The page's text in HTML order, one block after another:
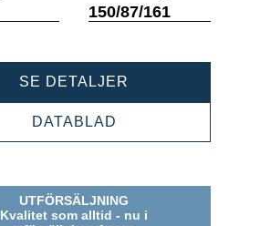
Verktygstips
150/87/161
SE DETALJER
DATABLAD
UTFÖRSÄLJNING
Kvalitet som alltid - nu i